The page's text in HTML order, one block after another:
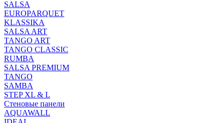
SALSA
EUROPARQUET
KLASSIKA
SALSA ART
TANGO ART
TANGO CLASSIC
RUMBA
SALSA PREMIUM
TANGO
SAMBA
STEP XL & L
Стеновые панели
AQUAWALL